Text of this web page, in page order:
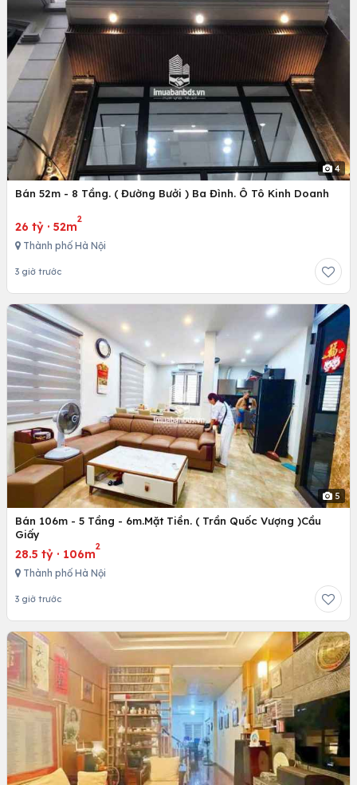
4
Bán 52m - 8 Tầng. ( Đường Bưởi ) Ba Đình. Ô Tô Kinh Doanh
26 tỷ · 52m
2
Thành phố Hà Nội
3 giờ trước
5
Bán 106m - 5 Tầng - 6m.Mặt Tiền. ( Trần Quốc Vượng )Cầu
Giấy
28.5 tỷ · 106m
2
Thành phố Hà Nội
3 giờ trước